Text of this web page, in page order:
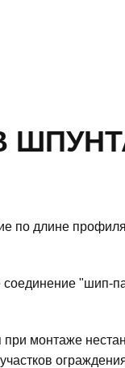
по длине
"шип-
монтаже